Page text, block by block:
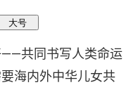
大号
共同书写人类命运
海内外中华儿女共